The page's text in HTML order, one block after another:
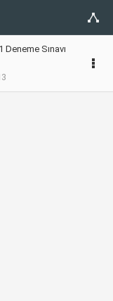
Deneme Sınavı